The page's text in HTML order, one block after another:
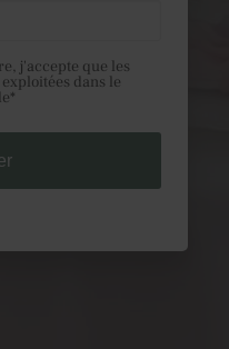
j'accepte que les
dans le